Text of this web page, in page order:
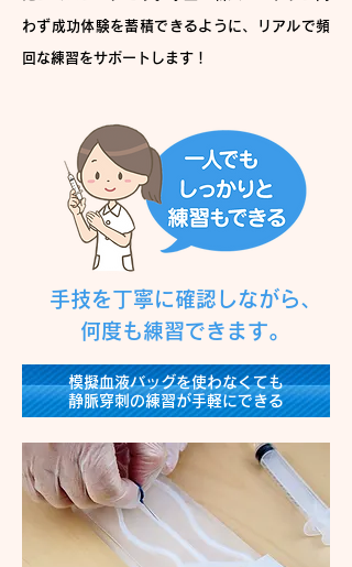
わず成功体験を蓄積できるように、リアルで頻
回な練習をサポートします！
手技を丁寧に確認しながら、
何度も練習できます。
模擬血液バッグを使わなくても
静脈穿刺の練習が手軽にできる